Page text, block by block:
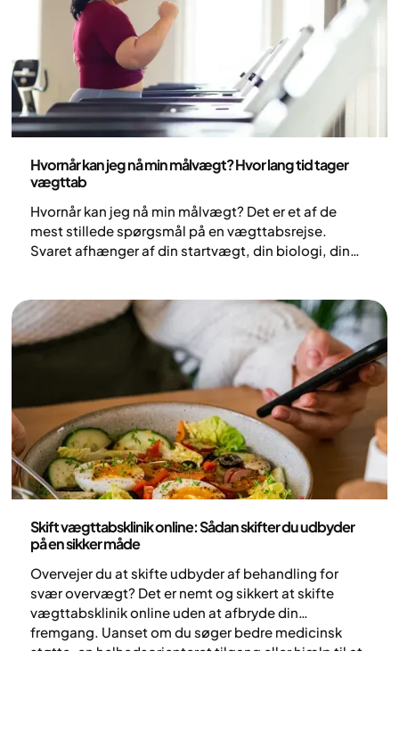
Hvornår kan jeg nå min målvægt? Hvor lang tid tager
vægttab
Hvornår kan jeg nå min målvægt? Det er et af de
mest stillede spørgsmål på en vægttabsrejse.
Svaret afhænger af din startvægt, din biologi, din
proces, der tager tid og sjældent forløber lineært.
Her forklarer vi, hvad der påvirker tempoet, hvorfor
en målvægt er mere en retning end et fast tal, og
hvordan Yazen støtter dig undervejs.
Skift vægttabsklinik online: Sådan skifter du udbyder
på en sikker måde
Overvejer du at skifte udbyder af behandling for
svær overvægt? Det er nemt og sikkert at skifte
vægttabsklinik online uden at afbryde din
fremgang. Uanset om du søger bedre medicinsk
støtte, en helhedsorienteret tilgang eller hjælp til at